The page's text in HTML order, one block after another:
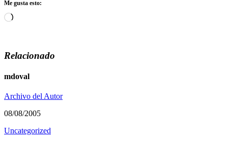
Me gusta esto:
Cargando...
Relacionado
mdoval
Archivo del Autor
08/08/2005
Uncategorized